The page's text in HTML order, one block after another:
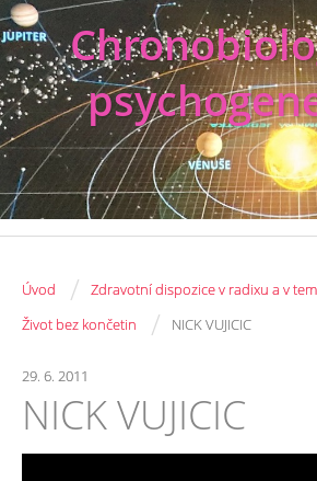
Úvod / Zdravotní dispozice v radixu a v
Život bez končetin / NICK VUJICIC
29. 6. 2011
NICK VUJICIC